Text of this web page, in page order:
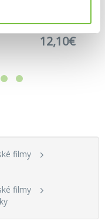
Auta kolekce 1.-3. Odvážná Vaiana kolekce 1+2
12,10€
filmy
filmy